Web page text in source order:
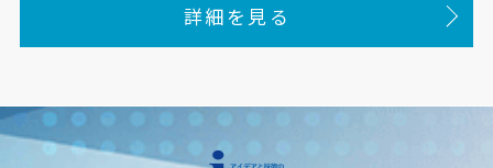
詳細を見る